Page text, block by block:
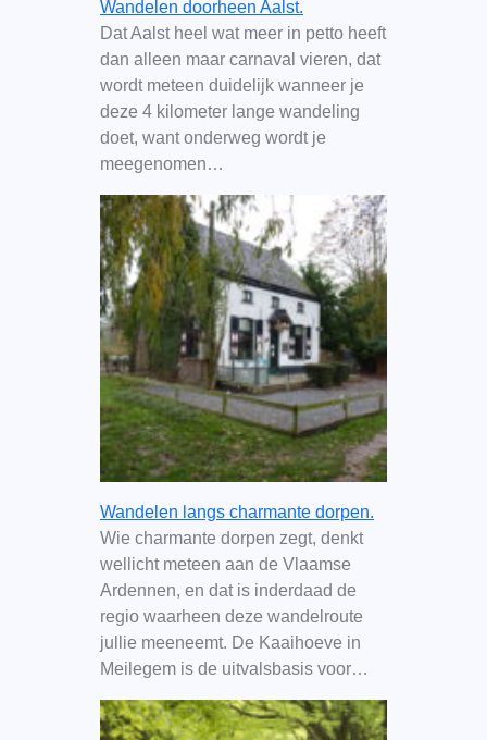
Wandelen doorheen Aalst.
Dat Aalst heel wat meer in petto heeft
dan alleen maar carnaval vieren, dat
wordt meteen duidelijk wanneer je
deze 4 kilometer lange wandeling
doet, want onderweg wordt je
meegenomen…
Wandelen langs charmante dorpen.
Wie charmante dorpen zegt, denkt
wellicht meteen aan de Vlaamse
Ardennen, en dat is inderdaad de
regio waarheen deze wandelroute
jullie meeneemt. De Kaaihoeve in
Meilegem is de uitvalsbasis voor…